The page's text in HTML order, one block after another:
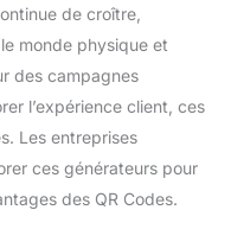
de croître,
monde physique et
des campagnes
l’expérience client, ces
Les entreprises
ces générateurs pour
des QR Codes.